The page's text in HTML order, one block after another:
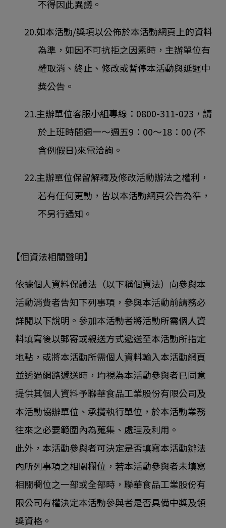
不得因此異議。
20.如本活動/獎項以公佈於本活動網頁上的資料
為準，如因不可抗拒之因素時，主辦單位有
權取消、終止、修改或暫停本活動與延遲中
獎公告。
21.主辦單位客服小組專線：0800-311-023，請
於上班時間週一～週五9：00～18：00 (不
含例假日)來電洽詢。
22.主辦單位保留解釋及修改活動辦法之權利，
若有任何更動，皆以本活動網頁公告為準，
不另行通知。
【個資法相關聲明】
依據個人資料保護法（以下稱個資法）向參與本
活動消費者告知下列事項，參與本活動前請務必
詳閱以下說明。參加本活動者將活動所需個人資
料填寫後以郵寄或親送方式遞送至本活動所指定
地點，或將本活動所需個人資料輸入本活動網頁
並透過網路遞送時，均視為本活動參與者已同意
提供其個人資料予聯華食品工業股份有限公司及
本活動協辦單位、承攬執行單位，於本活動業務
往來之必要範圍內為蒐集、處理及利用。
此外，本活動參與者可決定是否填寫本活動辦法
內所列事項之相關欄位，若本活動參與者未填寫
相關欄位之一部或全部時，聯華食品工業股份有
限公司有權決定本活動參與者是否具備中獎及領
獎資格。